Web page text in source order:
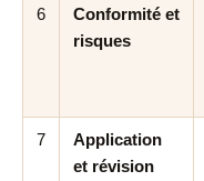
6
Conformité et
risques
7
Application
et révision